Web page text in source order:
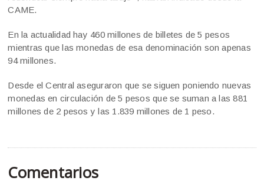
CAME.
En la actualidad hay 460 millones de billetes de 5 pesos
mientras que las monedas de esa denominación son apenas
94 millones.
Desde el Central aseguraron que se siguen poniendo nuevas
monedas en circulación de 5 pesos que se suman a las 881
millones de 2 pesos y las 1.839 millones de 1 peso.
Comentarios